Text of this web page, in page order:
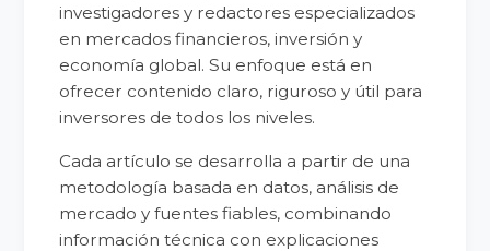
investigadores y redactores especializados
en mercados financieros, inversión y
economía global. Su enfoque está en
ofrecer contenido claro, riguroso y útil para
inversores de todos los niveles.
Cada artículo se desarrolla a partir de una
metodología basada en datos, análisis de
mercado y fuentes fiables, combinando
información técnica con explicaciones